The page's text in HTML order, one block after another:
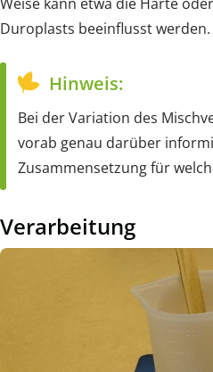
Duroplasts beeinflusst werden.
Hinweis:
Bei der Variation des
vorab genau darüber
Zusammensetzung für
Verarbeitung